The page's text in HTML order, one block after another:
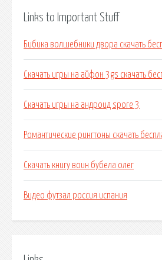
Links to Important Stuff
Бибика волшебники двора скачать
Скачать игры на айфон 3gs скачать
Скачать игры на андроид spore 3
Романтические рингтоны скачать
Скачать книгу воин бубела олег
Видео футзал россия испания